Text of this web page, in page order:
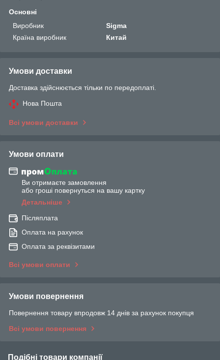
Основні
Виробник
Sigma
Країна виробник
Китай
Умови доставки
Доставка здійснюється тільки по передоплаті.
Нова Пошта
Всі умови доставки
Умови оплати
Ви отримаєте замовлення
або гроші повернуться на вашу картку
Детальніше
Післяплата
Оплата на рахунок
Оплата за реквізитами
Всі умови оплати
Умови повернення
Повернення товару впродовж 14 днів за рахунок покупця
Всі умови повернення
Подібні товари компанії